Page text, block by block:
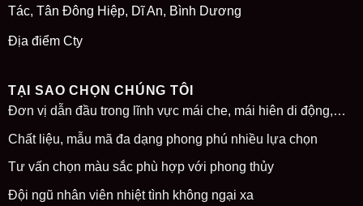
Tác, Tân Đông Hiệp, Dĩ An, Bình Dương
Địa điểm Cty
TẠI SAO CHỌN CHÚNG TÔI
Đơn vị dẫn đầu trong lĩnh vực mái che, mái hiên di động,…
Chất liệu, mẫu mã đa dạng phong phú nhiều lựa chọn
Tư vấn chọn màu sắc phù hợp với phong thủy
Đội ngũ nhân viên nhiệt tình không ngại xa